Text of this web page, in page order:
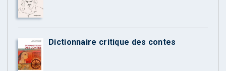
Dictionnaire critique des contes